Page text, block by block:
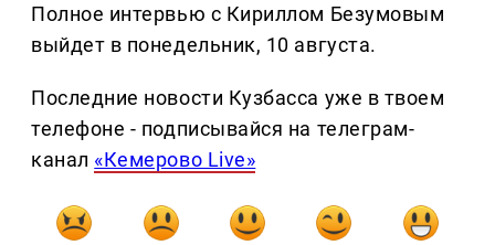
Полное интервью с Кириллом Безумовым
выйдет в понедельник, 10 августа.
Последние новости Кузбасса уже в твоем
телефоне - подписывайся на телеграм-
канал «Кемерово Live»